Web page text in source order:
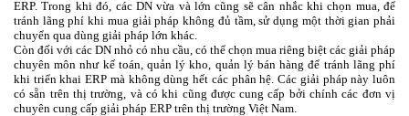
ERP. Trong khi đó, các DN vừa và lớn cũng sẽ cân nhắc khi chọn mua, để
tránh lãng phí khi mua giải pháp không đủ tầm, sử dụng một thời gian phải
chuyển qua dùng giải pháp lớn khác.
Còn đối với các DN nhỏ có nhu cầu, có thể chọn mua riêng biệt các giải pháp
chuyên môn như kế toán, quản lý kho, quản lý bán hàng để tránh lãng phí
khi triển khai ERP mà không dùng hết các phân hệ. Các giải pháp này luôn
có sẵn trên thị trường, và có khi cũng được cung cấp bởi chính các đơn vị
chuyên cung cấp giải pháp ERP trên thị trường Việt Nam.